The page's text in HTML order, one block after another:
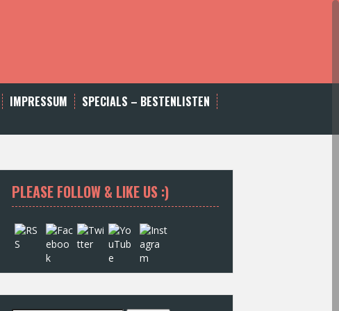
IMPRESSUM
SPECIALS – BESTENLISTEN
PLEASE FOLLOW & LIKE US :)